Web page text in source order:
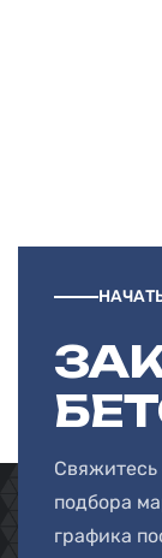
Свяжитесь
подбора
графика